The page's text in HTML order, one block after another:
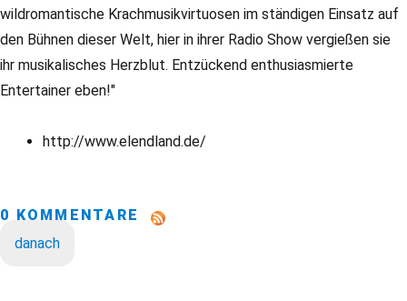
wildromantische Krachmusikvirtuosen im ständigen Einsatz auf
den Bühnen dieser Welt, hier in ihrer Radio Show vergießen sie
ihr musikalisches Herzblut. Entzückend enthusiasmierte
Entertainer eben!"
http://www.elendland.de/
0 KOMMENTARE
danach